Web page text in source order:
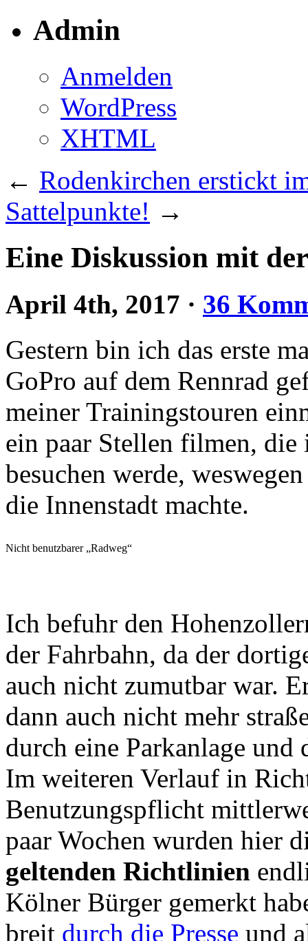
Admin
Anmelden
WordPress
XHTML
← Rodenkirchen erstickt
Sattelpunkte! →
Eine Diskussion mit
April 4th, 2017 · 36
Gestern bin ich das erste
GoPro auf dem Rennrad
meiner Trainingstouren
ein paar Stellen filmen,
besuchen werde,
die Innenstadt machte.
Nicht benutzbarer „Radweg“
Ich befuhr den
der Fahrbahn, da der
auch nicht zumutbar war.
dann auch nicht mehr
durch eine Parkanlage und
Im weiteren Verlauf in
Benutzungspflicht
paar Wochen wurden hier
geltenden Richtlinien
Kölner Bürger gemerkt
breit durch die Presse und